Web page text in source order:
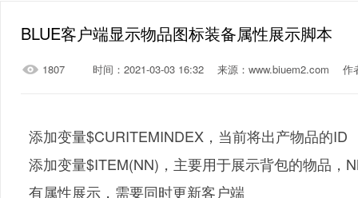
BLUE客户端显示物品图标装备属性展示脚本
1807 时间：2021-03-03 16:32 来源：www.biuem2.com 作
添加变量$CURITEMINDEX，当前将出产物品的ID
添加变量$ITEM(NN)，主要用于展示背包的物品，
有属性展示，需要同时更新客户端